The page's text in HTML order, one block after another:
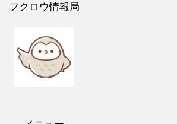
フクロウ情報局